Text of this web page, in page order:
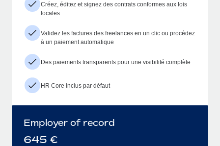
Créez, éditez et signez des contrats conformes aux lois
locales
Validez les factures des freelances en un clic ou procédez
à un paiement automatique
Des paiements transparents pour une visibilité complète
HR Core inclus par défaut
Employer of record
645 €